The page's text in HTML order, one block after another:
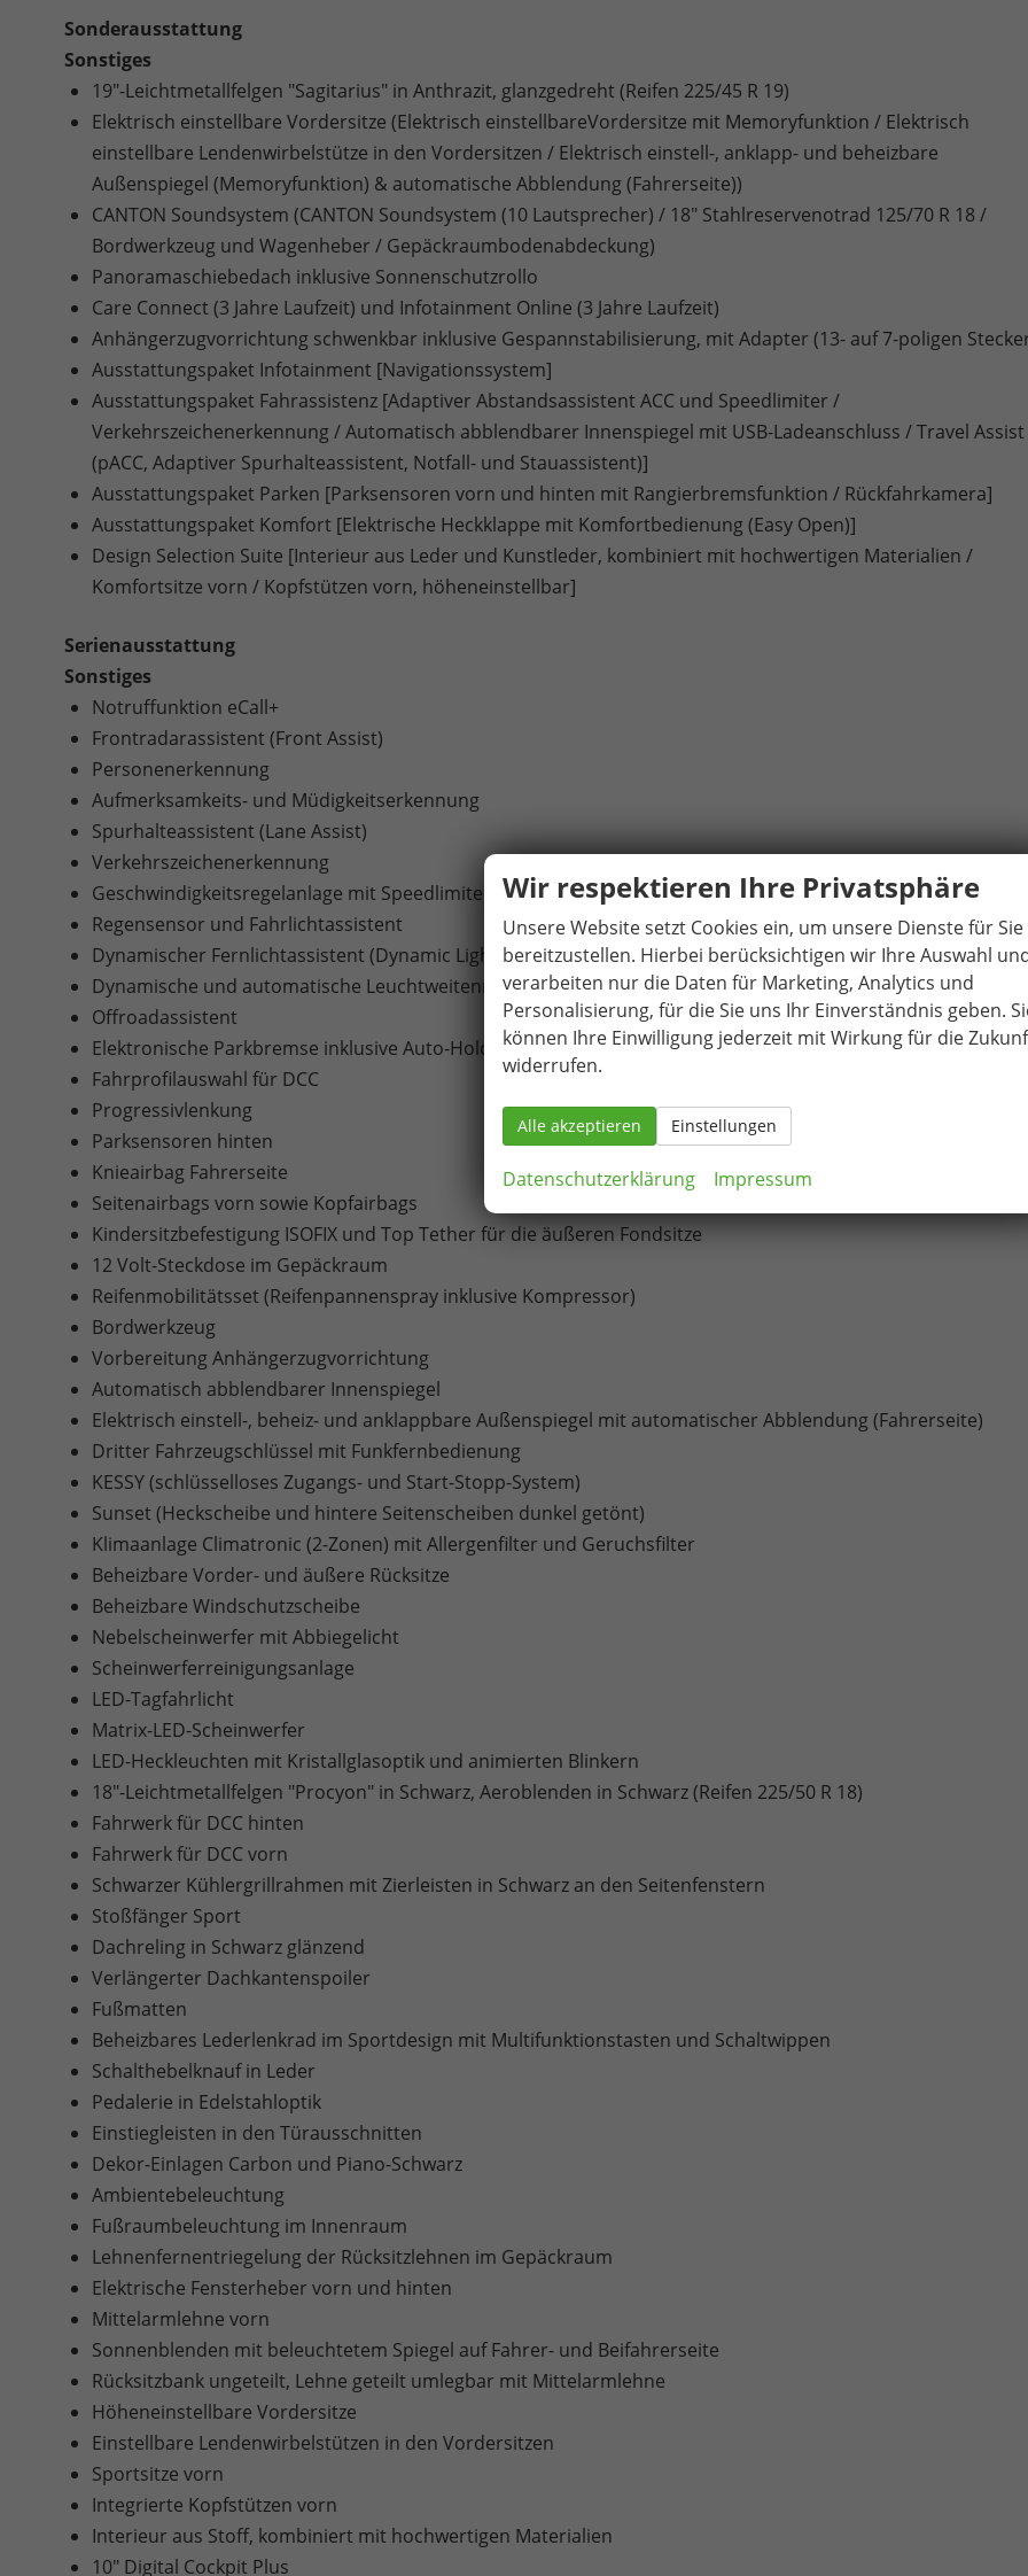
Sonderausstattung
Sonstiges
19"-Leichtmetallfelgen "Sagitarius" in Anthrazit, glanzgedreht (Reifen 225/45 R 19)
Elektrisch einstellbare Vordersitze (Elektrisch einstellbareVordersitze mit Memoryfunktion / Elektrisch
einstellbare Lendenwirbelstütze in den Vordersitzen / Elektrisch einstell-, anklapp- und beheizbare
Außenspiegel (Memoryfunktion) & automatische Abblendung (Fahrerseite))
CANTON Soundsystem (CANTON Soundsystem (10 Lautsprecher) / 18" Stahlreservenotrad 125/70 R 18 /
Bordwerkzeug und Wagenheber / Gepäckraumbodenabdeckung)
Panoramaschiebedach inklusive Sonnenschutzrollo
Care Connect (3 Jahre Laufzeit) und Infotainment Online (3 Jahre Laufzeit)
Anhängerzugvorrichtung schwenkbar inklusive Gespannstabilisierung, mit Adapter (13- auf 7-poligen
Ausstattungspaket Infotainment [Navigationssystem]
Ausstattungspaket Fahrassistenz [Adaptiver Abstandsassistent ACC und Speedlimiter /
Verkehrszeichenerkennung / Automatisch abblendbarer Innenspiegel mit USB-Ladeanschluss / Travel Assist
(pACC, Adaptiver Spurhalteassistent, Notfall- und Stauassistent)]
Ausstattungspaket Parken [Parksensoren vorn und hinten mit Rangierbremsfunktion / Rückfahrkamera]
Ausstattungspaket Komfort [Elektrische Heckklappe mit Komfortbedienung (Easy Open)]
Design Selection Suite [Interieur aus Leder und Kunstleder, kombiniert mit hochwertigen Materialien /
Komfortsitze vorn / Kopfstützen vorn, höheneinstellbar]
Serienausstattung
Sonstiges
Notruffunktion eCall+
Frontradarassistent (Front Assist)
Personenerkennung
Aufmerksamkeits- und Müdigkeitserkennung
Spurhalteassistent (Lane Assist)
Verkehrszeichenerkennung
Geschwindigkeitsregelanlage mit Speedlimiter
Regensensor und Fahrlichtassistent
Dynamischer Fernlichtassistent (Dynamic Light Assist)
Dynamische und automatische Leuchtweitenregulierung
Offroadassistent
Elektronische Parkbremse inklusive Auto-Hold-Funktion
Fahrprofilauswahl für DCC
Progressivlenkung
Parksensoren hinten
Knieairbag Fahrerseite
Seitenairbags vorn sowie Kopfairbags
Kindersitzbefestigung ISOFIX und Top Tether für die äußeren Fondsitze
12 Volt-Steckdose im Gepäckraum
Reifenmobilitätsset (Reifenpannenspray inklusive Kompressor)
Bordwerkzeug
Vorbereitung Anhängerzugvorrichtung
Automatisch abblendbarer Innenspiegel
Elektrisch einstell-, beheiz- und anklappbare Außenspiegel mit automatischer Abblendung (Fahrerseite)
Dritter Fahrzeugschlüssel mit Funkfernbedienung
KESSY (schlüsselloses Zugangs- und Start-Stopp-System)
Sunset (Heckscheibe und hintere Seitenscheiben dunkel getönt)
Klimaanlage Climatronic (2-Zonen) mit Allergenfilter und Geruchsfilter
Beheizbare Vorder- und äußere Rücksitze
Beheizbare Windschutzscheibe
Nebelscheinwerfer mit Abbiegelicht
Scheinwerferreinigungsanlage
LED-Tagfahrlicht
Matrix-LED-Scheinwerfer
LED-Heckleuchten mit Kristallglasoptik und animierten Blinkern
18"-Leichtmetallfelgen "Procyon" in Schwarz, Aeroblenden in Schwarz (Reifen 225/50 R 18)
Fahrwerk für DCC hinten
Fahrwerk für DCC vorn
Schwarzer Kühlergrillrahmen mit Zierleisten in Schwarz an den Seitenfenstern
Stoßfänger Sport
Dachreling in Schwarz glänzend
Verlängerter Dachkantenspoiler
Fußmatten
Beheizbares Lederlenkrad im Sportdesign mit Multifunktionstasten und Schaltwippen
Schalthebelknauf in Leder
Pedalerie in Edelstahloptik
Einstiegleisten in den Türausschnitten
Dekor-Einlagen Carbon und Piano-Schwarz
Ambientebeleuchtung
Fußraumbeleuchtung im Innenraum
Lehnenfernentriegelung der Rücksitzlehnen im Gepäckraum
Elektrische Fensterheber vorn und hinten
Mittelarmlehne vorn
Sonnenblenden mit beleuchtetem Spiegel auf Fahrer- und Beifahrerseite
Rücksitzbank ungeteilt, Lehne geteilt umlegbar mit Mittelarmlehne
Höheneinstellbare Vordersitze
Einstellbare Lendenwirbelstützen in den Vordersitzen
Sportsitze vorn
Integrierte Kopfstützen vorn
Interieur aus Stoff, kombiniert mit hochwertigen Materialien
10" Digital Cockpit Plus
Wir respektieren Ihre Privatsphäre
Unsere Website setzt Cookies ein, um unsere Dienste für Sie
bereitzustellen. Hierbei berücksichtigen wir Ihre Auswahl
verarbeiten nur die Daten für Marketing, Analytics und
Personalisierung, für die Sie uns Ihr Einverständnis geben.
können Ihre Einwilligung jederzeit mit Wirkung für die
widerrufen.
Alle akzeptieren Einstellungen
Datenschutzerklärung Impressum